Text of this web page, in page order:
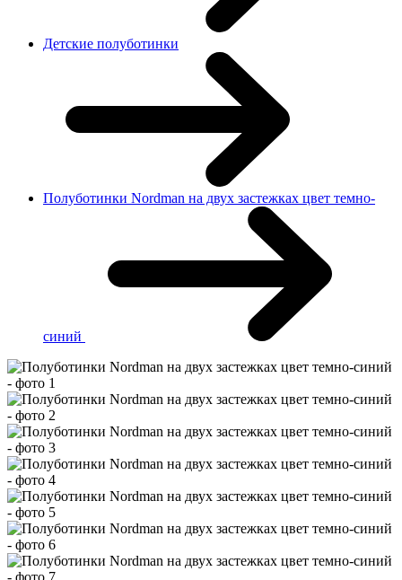
Детские полуботинки
Полуботинки Nordman на двух застежках цвет темно-
синий